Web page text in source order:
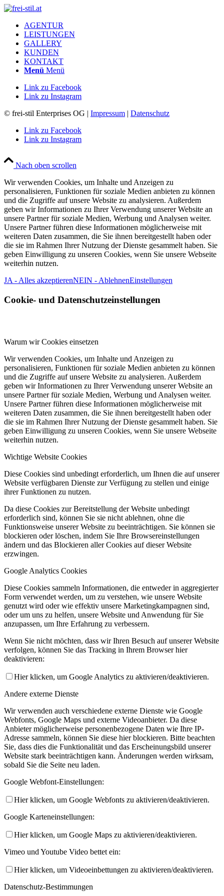
AGENTUR
LEISTUNGEN
GALLERY
KUNDEN
KONTAKT
Menü Menü
Link zu Facebook
Link zu Instagram
© frei-stil Enterprises OG | Impressum | Datenschutz
Link zu Facebook
Link zu Instagram
Nach oben scrollen
Wir verwenden Cookies, um Inhalte und Anzeigen zu
personalisieren, Funktionen für soziale Medien anbieten zu können
und die Zugriffe auf unsere Website zu analysieren. Außerdem
geben wir Informationen zu Ihrer Verwendung unserer Website an
unsere Partner für soziale Medien, Werbung und Analysen weiter.
Unsere Partner führen diese Informationen möglicherweise mit
weiteren Daten zusammen, die Sie ihnen bereitgestellt haben oder
die sie im Rahmen Ihrer Nutzung der Dienste gesammelt haben. Sie
geben Einwilligung zu unseren Cookies, wenn Sie unsere Webseite
weiterhin nutzen.
JA - Alles akzeptierenNEIN - AblehnenEinstellungen
Cookie- und Datenschutzeinstellungen
Warum wir Cookies einsetzen
Wir verwenden Cookies, um Inhalte und Anzeigen zu
personalisieren, Funktionen für soziale Medien anbieten zu können
und die Zugriffe auf unsere Website zu analysieren. Außerdem
geben wir Informationen zu Ihrer Verwendung unserer Website an
unsere Partner für soziale Medien, Werbung und Analysen weiter.
Unsere Partner führen diese Informationen möglicherweise mit
weiteren Daten zusammen, die Sie ihnen bereitgestellt haben oder
die sie im Rahmen Ihrer Nutzung der Dienste gesammelt haben. Sie
geben Einwilligung zu unseren Cookies, wenn Sie unsere Webseite
weiterhin nutzen.
Wichtige Website Cookies
Diese Cookies sind unbedingt erforderlich, um Ihnen die auf unserer
Website verfügbaren Dienste zur Verfügung zu stellen und einige
ihrer Funktionen zu nutzen.
Da diese Cookies zur Bereitstellung der Website unbedingt
erforderlich sind, können Sie sie nicht ablehnen, ohne die
Funktionsweise unserer Website zu beeinträchtigen. Sie können sie
blockieren oder löschen, indem Sie Ihre Browsereinstellungen
ändern und das Blockieren aller Cookies auf dieser Website
erzwingen.
Google Analytics Cookies
Diese Cookies sammeln Informationen, die entweder in aggregierter
Form verwendet werden, um zu verstehen, wie unsere Website
genutzt wird oder wie effektiv unsere Marketingkampagnen sind,
oder um uns zu helfen, unsere Website und Anwendung für Sie
anzupassen, um Ihre Erfahrung zu verbessern.
Wenn Sie nicht möchten, dass wir Ihren Besuch auf unserer Website
verfolgen, können Sie das Tracking in Ihrem Browser hier
deaktivieren:
Hier klicken, um Google Analytics zu aktivieren/deaktivieren.
Andere externe Dienste
Wir verwenden auch verschiedene externe Dienste wie Google
Webfonts, Google Maps und externe Videoanbieter. Da diese
Anbieter möglicherweise personenbezogene Daten wie Ihre IP-
Adresse sammeln, können Sie diese hier blockieren. Bitte beachten
Sie, dass dies die Funktionalität und das Erscheinungsbild unserer
Website stark beeinträchtigen kann. Änderungen werden wirksam,
sobald Sie die Seite neu laden.
Google Webfont-Einstellungen:
Hier klicken, um Google Webfonts zu aktivieren/deaktivieren.
Google Karteneinstellungen:
Hier klicken, um Google Maps zu aktivieren/deaktivieren.
Vimeo und Youtube Video bettet ein:
Hier klicken, um Videoeinbettungen zu aktivieren/deaktivieren.
Datenschutz-Bestimmungen